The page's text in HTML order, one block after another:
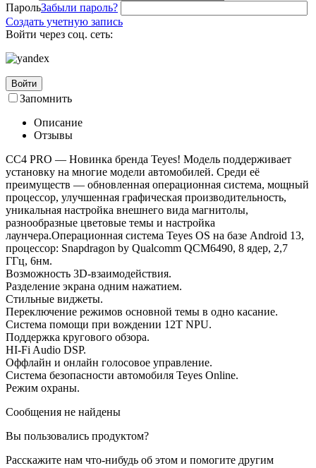
ПарольЗабыли пароль?
Создать учетную запись
Войти через соц. сеть:
Войти
Запомнить
Описание
Отзывы
СС4 PRO — Новинка бренда Teyes! Модель поддерживает
установку на многие модели автомобилей. Среди её
преимуществ — обновленная операционная система, мощный
процессор, улучшенная графическая производительность,
уникальная настройка внешнего вида магнитолы,
разнообразные цветовые темы и настройка
лаунчера.Операционная система Teyes OS на базе Android 13,
процессор: Snapdragon by Qualcomm QCM6490, 8 ядер, 2,7
ГГц, 6нм.
Возможность 3D-взаимодействия.
Разделение экрана одним нажатием.
Стильные виджеты.
Переключение режимов основной темы в одно касание.
Система помощи при вождении 12T NPU.
Поддержка кругового обзора.
HI-Fi Audio DSP.
Оффлайн и онлайн голосовое управление.
Система безопасности автомобиля Teyes Online.
Режим охраны.
Сообщения не найдены
Вы пользовались продуктом?
Расскажите нам что-нибудь об этом и помогите другим